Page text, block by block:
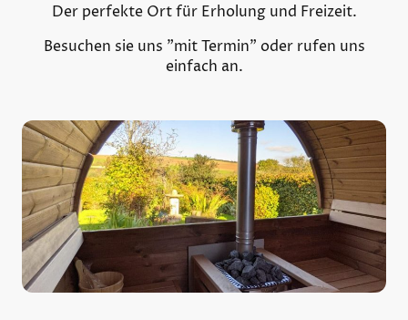
Der perfekte Ort für Erholung und Freizeit.
Besuchen sie uns "mit Termin" oder rufen uns
einfach an.